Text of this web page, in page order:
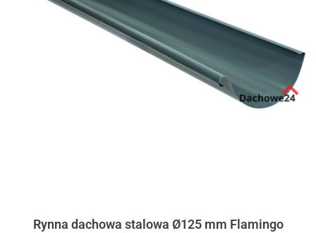
Rynna dachowa stalowa Ø125 mm Flamingo